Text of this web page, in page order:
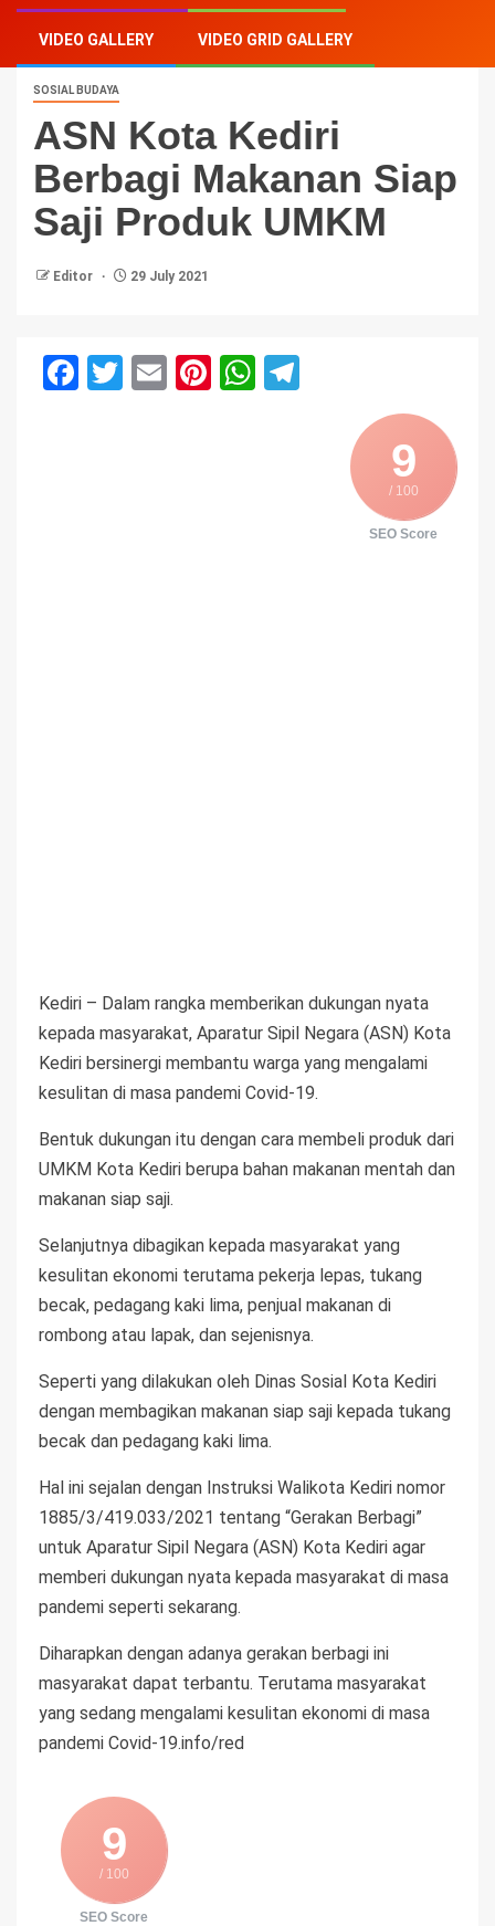
VIDEO GALLERY VIDEO GRID GALLERY
SOSIAL BUDAYA
ASN Kota Kediri
Berbagi Makanan Siap
Saji Produk UMKM
Editor 29 July 2021
Facebook
Twitter
EmailPinterest
WhatsApp
9
/ 100
SEO Score
Kediri – Dalam rangka memberikan dukungan nyata
kepada masyarakat, Aparatur Sipil Negara (ASN) Kota
Kediri bersinergi membantu warga yang mengalami
kesulitan di masa pandemi Covid-19.
Bentuk dukungan itu dengan cara membeli produk dari
UMKM Kota Kediri berupa bahan makanan mentah dan
makanan siap saji.
Selanjutnya dibagikan kepada masyarakat yang
kesulitan ekonomi terutama pekerja lepas, tukang
becak, pedagang kaki lima, penjual makanan di
rombong atau lapak, dan sejenisnya.
Seperti yang dilakukan oleh Dinas Sosial Kota Kediri
dengan membagikan makanan siap saji kepada tukang
becak dan pedagang kaki lima.
Hal ini sejalan dengan Instruksi Walikota Kediri nomor
1885/3/419.033/2021 tentang “Gerakan Berbagi”
untuk Aparatur Sipil Negara (ASN) Kota Kediri agar
memberi dukungan nyata kepada masyarakat di masa
pandemi seperti sekarang.
Diharapkan dengan adanya gerakan berbagi ini
masyarakat dapat terbantu. Terutama masyarakat
yang sedang mengalami kesulitan ekonomi di masa
pandemi Covid-19.info/red
9
/ 100
SEO Score